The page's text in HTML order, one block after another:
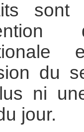
sont
du
ni
jour.